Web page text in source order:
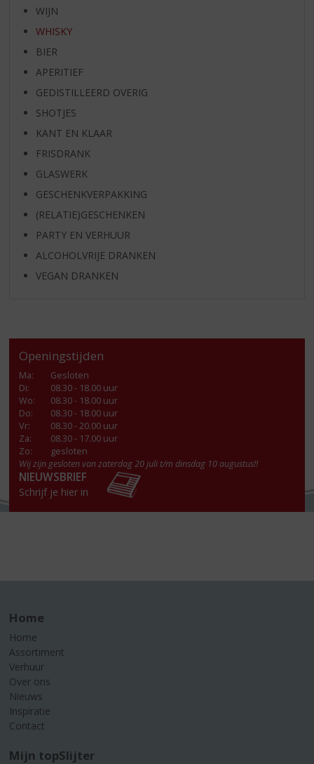
WIJN
WHISKY
BIER
APERITIEF
GEDISTILLEERD OVERIG
SHOTJES
KANT EN KLAAR
FRISDRANK
GLASWERK
GESCHENKVERPAKKING
(RELATIE)GESCHENKEN
PARTY EN VERHUUR
ALCOHOLVRIJE DRANKEN
VEGAN DRANKEN
Openingstijden
Ma:
Gesloten
Di:
08.30 - 18.00 uur
Wo:
08.30 - 18.00 uur
Do:
08.30 - 18.00 uur
Vr:
08.30 - 20.00 uur
Za:
08.30 - 17.00 uur
Zo:
gesloten
Wij zijn gesloten van zaterdag 20 juli t/m dinsdag 10 augustus!!
NIEUWSBRIEF
Schrijf je hier in
Home
Home
Assortiment
Verhuur
Over ons
Nieuws
Inspiratie
Contact
Mijn topSlijter